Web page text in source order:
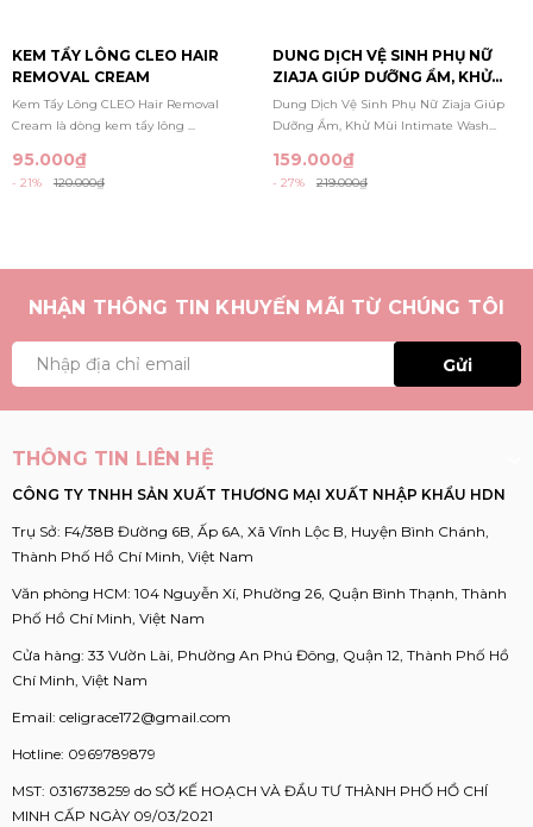
KEM TẨY LÔNG CLEO HAIR
REMOVAL CREAM
Kem Tẩy Lông CLEO Hair Removal
Cream là dòng kem tẩy lông ...
95.000₫
- 21% 120.000₫
DUNG DỊCH VỆ SINH PHỤ NỮ
ZIAJA GIÚP DƯỠNG ẨM, KHỬ
MÙI INTIMATE WASH GEL
200ML
Dung Dịch Vệ Sinh Phụ Nữ Ziaja Giúp
Dưỡng Ẩm, Khử Mùi Intimate Wash...
159.000₫
- 27% 219.000₫
NHẬN THÔNG TIN KHUYẾN MÃI TỪ CHÚNG TÔI
Gửi
THÔNG TIN LIÊN HỆ
CÔNG TY TNHH SẢN XUẤT THƯƠNG MẠI XUẤT NHẬP KHẨU HDN
Trụ Sở: F4/38B Đường 6B, Ấp 6A, Xã Vĩnh Lộc B, Huyện Bình Chánh,
Thành Phố Hồ Chí Minh, Việt Nam
Văn phòng HCM: 104 Nguyễn Xí, Phường 26, Quận Bình Thạnh, Thành
Phố Hồ Chí Minh, Việt Nam
Cửa hàng: 33 Vườn Lài, Phường An Phú Đông, Quận 12, Thành Phố Hồ
Chí Minh, Việt Nam
Email: celigrace172@gmail.com
Hotline: 0969789879
MST: 0316738259 do SỞ KẾ HOẠCH VÀ ĐẦU TƯ THÀNH PHỐ HỒ CHÍ
MINH CẤP NGÀY 09/03/2021